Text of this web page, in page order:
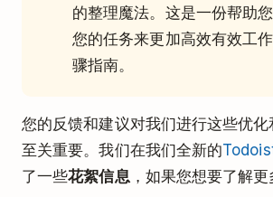
的整理魔法。这是一份帮助
您的任务来更加高效有效工
骤指南。
您的反馈和建议对我们进行这些优
至关重要。我们在我们全新的
了一些花絮信息 ，如果您想要了解更